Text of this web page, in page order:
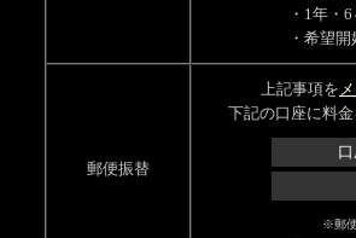
・1年・
・希望
郵便振替
上記事項を
下記の口座に料
※郵